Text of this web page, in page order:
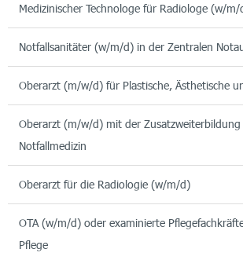
Medizinischer Technologe für Radiologe (w/m/
Notfallsanitäter (w/m/d) in der Zentralen
Oberarzt (m/w/d) für Plastische, Ästhetische
Oberarzt (m/w/d) mit der
Notfallmedizin
Oberarzt für die Radiologie (w/m/d)
OTA (w/m/d) oder examinierte
Pflege